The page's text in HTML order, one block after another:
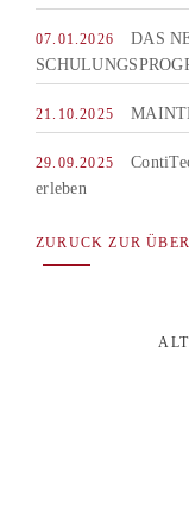
07.01.2026
DAS
21.10.2025
29.09.2025
erleben
ZURUCK ZUR